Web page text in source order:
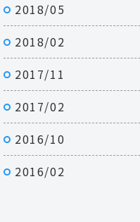
2018/05
2018/02
2017/11
2017/02
2016/10
2016/02